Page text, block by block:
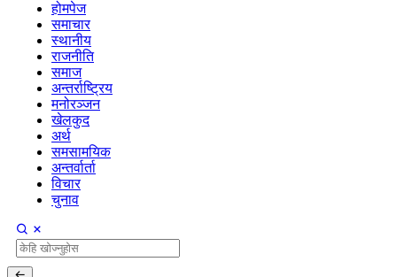
होमपेज
समाचार
स्थानीय
राजनीति
समाज
अन्तर्राष्ट्रिय
मनोरञ्जन
खेलकुद
अर्थ
समसामयिक
अन्तर्वार्ता
विचार
चुनाव